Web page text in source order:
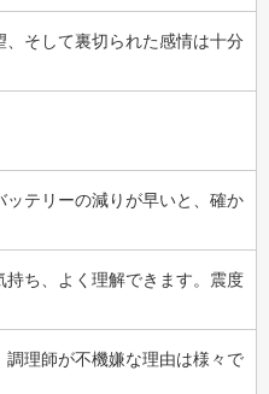
そして裏切られた感情は十分
テリーの減りが早いと、確か
ち、よく理解できます。震度
理師が不機嫌な理由は様々で